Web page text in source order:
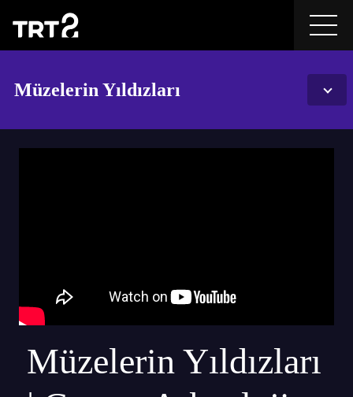
Müzelerin Yıldızları
Müzelerin Yıldızları